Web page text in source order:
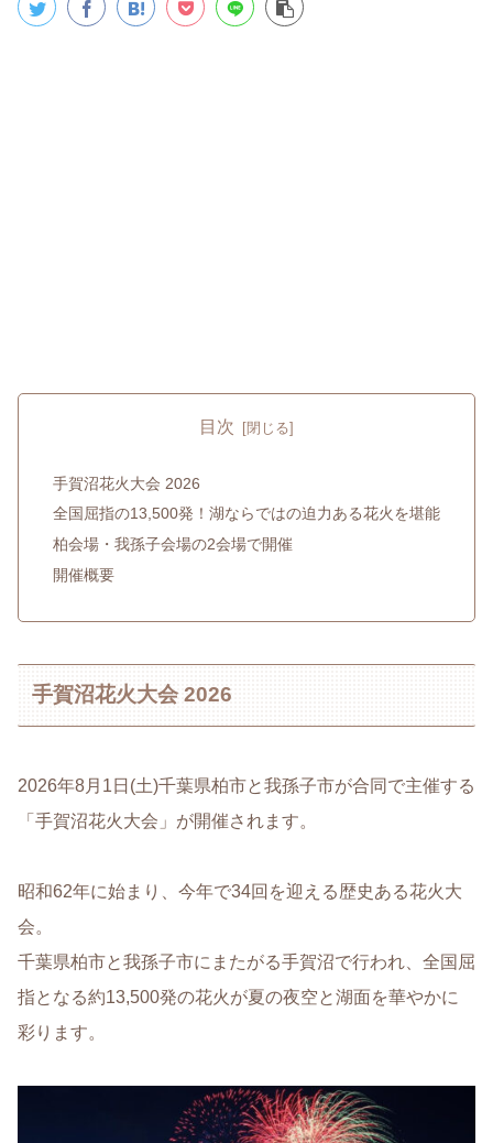
目次
手賀沼花火大会 2026
全国屈指の13,500発！湖ならではの迫力ある花火を堪能
柏会場・我孫子会場の2会場で開催
開催概要
手賀沼花火大会 2026
2026年8月1日(土)千葉県柏市と我孫子市が合同で主催する
「手賀沼花火大会」が開催されます。
昭和62年に始まり、今年で34回を迎える歴史ある花火大
会。
千葉県柏市と我孫子市にまたがる手賀沼で行われ、全国屈
指となる約13,500発の花火が夏の夜空と湖面を華やかに
彩ります。